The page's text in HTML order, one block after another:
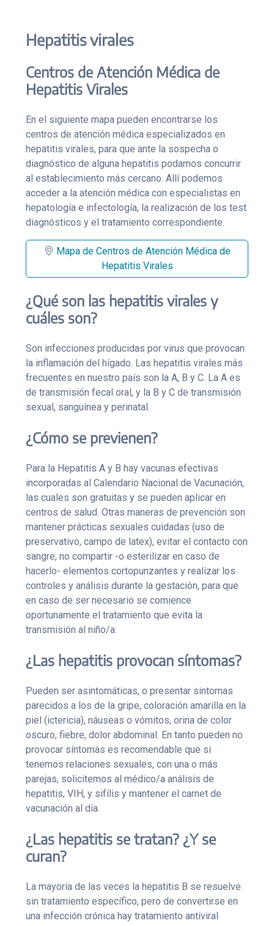
Hepatitis virales
Centros de Atención Médica de
Hepatitis Virales
En el siguiente mapa pueden encontrarse los
centros de atención médica especializados en
hepatitis virales, para que ante la sospecha o
diagnóstico de alguna hepatitis podamos concurrir
al establecimiento más cercano. Allí podemos
acceder a la atención médica con especialistas en
hepatología e infectología, la realización de los test
diagnósticos y el tratamiento correspondiente.
Mapa de Centros de Atención Médica de
Hepatitis Virales
¿Qué son las hepatitis virales y
cuáles son?
Son infecciones producidas por virus que provocan
la inflamación del hígado. Las hepatitis virales más
frecuentes en nuestro país son la A, B y C. La A es
de transmisión fecal oral, y la B y C de transmisión
sexual, sanguínea y perinatal.
¿Cómo se previenen?
Para la Hepatitis A y B hay vacunas efectivas
incorporadas al Calendario Nacional de Vacunación,
las cuales son gratuitas y se pueden aplicar en
centros de salud. Otras maneras de prevención son
mantener prácticas sexuales cuidadas (uso de
preservativo, campo de latex), evitar el contacto con
sangre, no compartir -o esterilizar en caso de
hacerlo- elementos cortopunzantes y realizar los
controles y análisis durante la gestación, para que
en caso de ser necesario se comience
oportunamente el tratamiento que evita la
transmisión al niño/a.
¿Las hepatitis provocan síntomas?
Pueden ser asintomáticas, o presentar sintomas
parecidos a los de la gripe, coloración amarilla en la
piel (ictericia), náuseas o vómitos, orina de color
oscuro, fiebre, dolor abdominal. En tanto pueden no
provocar síntomas es recomendable que si
tenemos relaciones sexuales, con una o más
parejas, solicitemos al médico/a análisis de
hepatitis, VIH, y sifílis y mantener el carnet de
vacunación al día.
¿Las hepatitis se tratan? ¿Y se
curan?
La mayoría de las veces la hepatitis B se resuelve
sin tratamiento específico, pero de convertirse en
una infección crónica hay tratamiento antiviral